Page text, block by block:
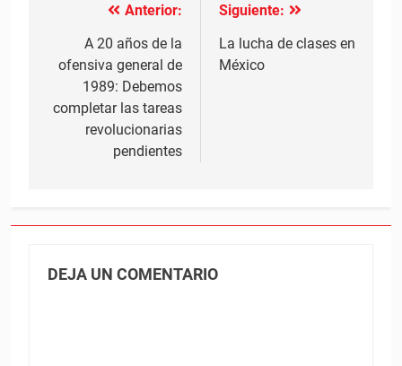
Navegación
entradas
Anterior:
A 20 años de la
ofensiva general de
1989: Debemos
completar las tareas
revolucionarias
pendientes
Siguiente:
La lucha de clases en
México
DEJA UN COMENTARIO